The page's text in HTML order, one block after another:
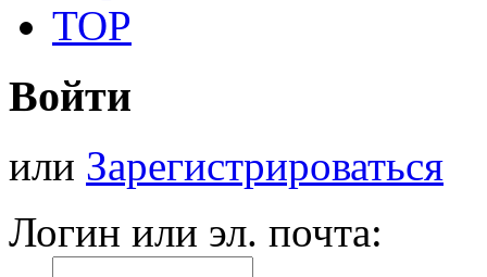
TOP
Войти
или Зарегистрироваться
Логин или эл. почта: